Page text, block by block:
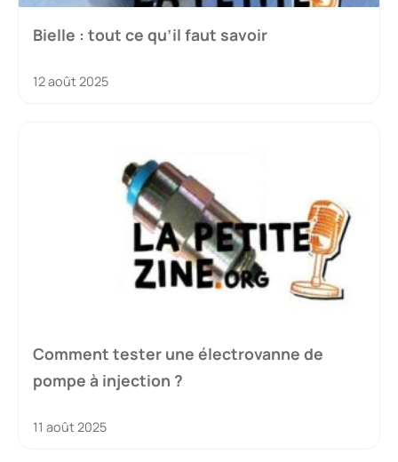
Bielle : tout ce qu’il faut savoir
12 août 2025
Comment tester une électrovanne de
pompe à injection ?
11 août 2025